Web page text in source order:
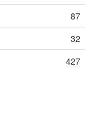
87
32
427